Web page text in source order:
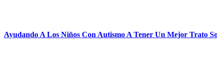
Ayudando A Los Niños Con Autismo A Tener Un Mejor Trato